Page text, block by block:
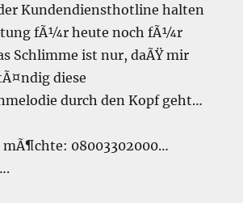
Kundendiensthotline halten
fÃ¼r heute noch fÃ¼r
Schlimme ist nur, daÃŸ mir
diese
durch den Kopf geht…
08003302000…